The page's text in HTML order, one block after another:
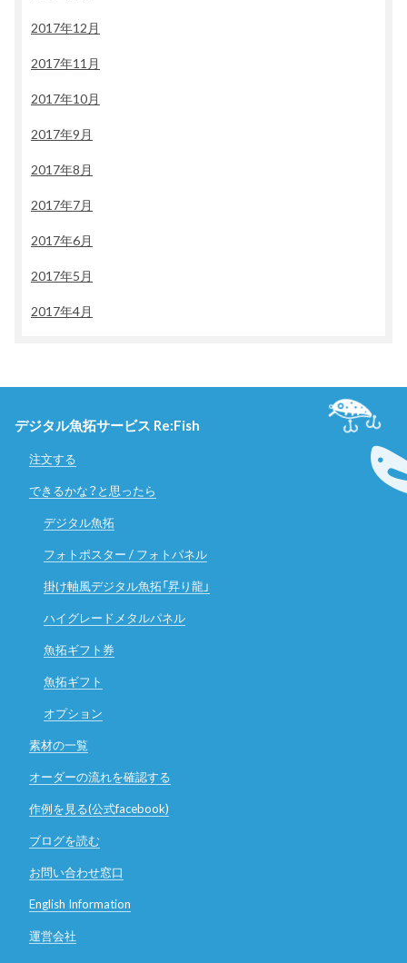
2017年12月
2017年11月
2017年10月
2017年9月
2017年8月
2017年7月
2017年6月
2017年5月
2017年4月
デジタル魚拓サービス Re:Fish
注文する
できるかな？と思ったら
デジタル魚拓
フォトポスター / フォトパネル
掛け軸風デジタル魚拓「昇り龍」
ハイグレードメタルパネル
魚拓ギフト券
魚拓ギフト
オプション
素材の一覧
オーダーの流れを確認する
作例を見る(公式facebook)
ブログを読む
お問い合わせ窓口
English Information
運営会社